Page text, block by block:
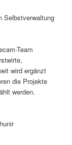
Selbstverwaltung
Team
wird ergänzt
die Projekte
werden.